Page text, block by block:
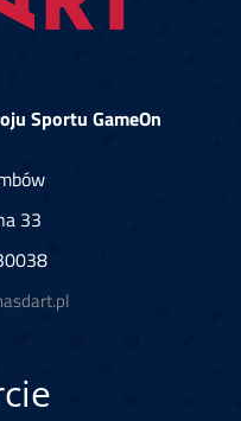
Sportu GameOn
33